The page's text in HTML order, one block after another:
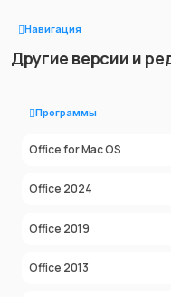
Навигация
Другие версии и
Программы
Office for Mac OS
Office 2024
Office 2019
Office 2013